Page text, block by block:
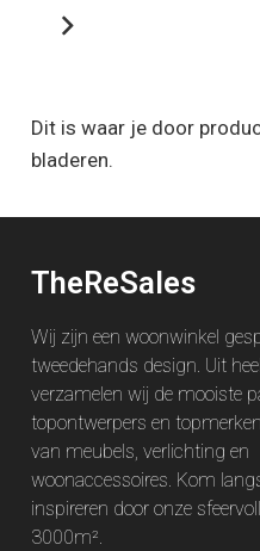
Dit is waar je door
bladeren.
TheReSales
Wij zijn een woonwinkel
tweedehands design. Uit
verzamelen wij de mooiste
topontwerpers en
van meubels, verlichting en
woonaccessoires. Kom
inspireren door onze
3000m².